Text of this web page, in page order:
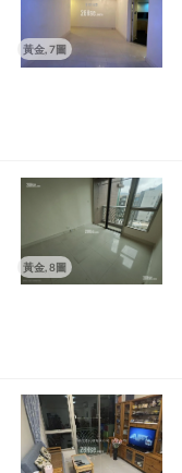
黃金, 7圖
黃金, 8圖